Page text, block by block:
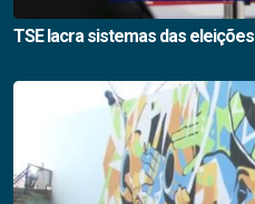
TSE lacra sistemas das eleições